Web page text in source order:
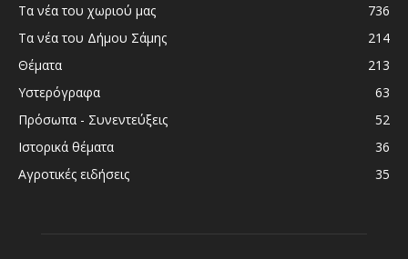
Τα νέα του χωριού μας
736
Τα νέα του Δήμου Σάμης
214
Θέματα
213
Υστερόγραφα
63
Πρόσωπα - Συνεντεύξεις
52
Ιστορικά θέματα
36
Αγροτικές ειδήσεις
35